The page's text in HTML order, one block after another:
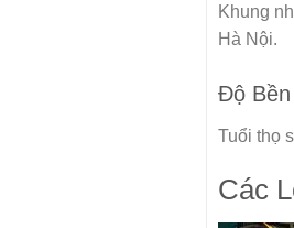
Khung
Hà Nội.
Độ
Tuổi thọ
Các